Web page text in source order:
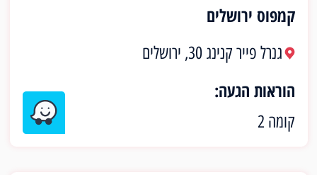
קמפוס ירושלים
גנרל פייר קנינג 30, ירושלים
הוראות הגעה:
קומה 2